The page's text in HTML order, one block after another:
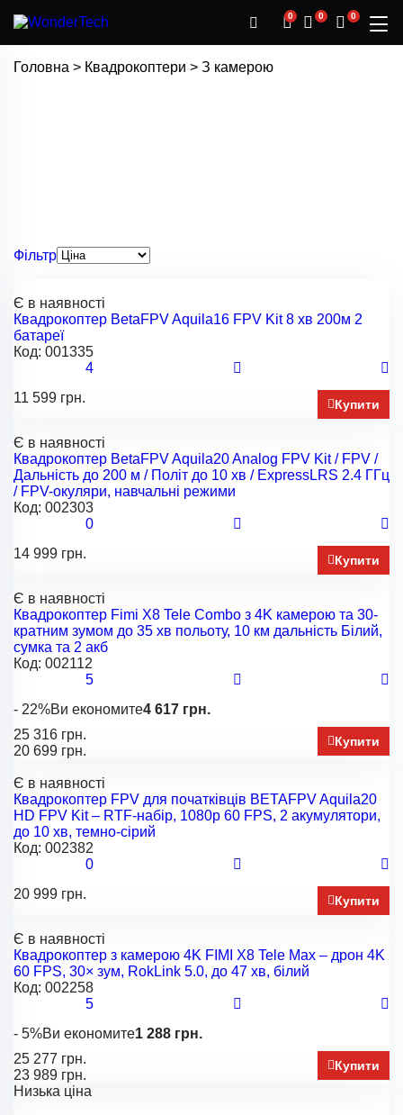
0 0 0
Головна > Квадрокоптери > З камерою
Фільтр
Є в наявності
Квадрокоптер BetaFPV Aquila16 FPV Kit 8 хв 200м 2
батареї
Код: 001335
4
11 599 грн.
Купити
Є в наявності
Квадрокоптер BetaFPV Aquila20 Analog FPV Kit / FPV /
Дальність до 200 м / Політ до 10 хв / ExpressLRS 2.4 ГГц
/ FPV-окуляри, навчальні режими
Код: 002303
0
14 999 грн.
Купити
Є в наявності
Квадрокоптер Fimi X8 Tele Combo з 4K камерою та 30-
кратним зумом до 35 хв польоту, 10 км дальність Білий,
сумка та 2 акб
Код: 002112
5
- 22%Ви економите4 617 грн.
25 316 грн.
20 699 грн.
Купити
Є в наявності
Квадрокоптер FPV для початківців BETAFPV Aquila20
HD FPV Kit – RTF-набір, 1080p 60 FPS, 2 акумулятори,
до 10 хв, темно-сірий
Код: 002382
0
20 999 грн.
Купити
Є в наявності
Квадрокоптер з камерою 4K FIMI X8 Tele Max – дрон 4K
60 FPS, 30× зум, RokLink 5.0, до 47 хв, білий
Код: 002258
5
- 5%Ви економите1 288 грн.
25 277 грн.
23 989 грн.
Купити
Низька ціна